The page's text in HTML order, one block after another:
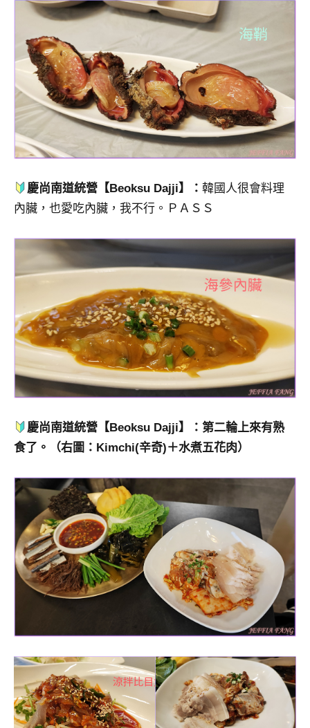
慶尚南道統營【Beoksu Dajji】：韓國人很會料理
內臟，也愛吃內臟，我不行。ＰＡＳＳ
慶尚南道統營【Beoksu Dajji】：第二輪上來有熟
食了。（右圖：Kimchi(辛奇)＋水煮五花肉）